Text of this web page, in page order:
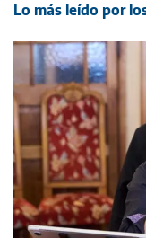
Lo más leído por